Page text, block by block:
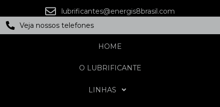
lubrificantes@energis8brasil.com
Veja nossos telefones
HOME
O LUBRIFICANTE
LINHAS